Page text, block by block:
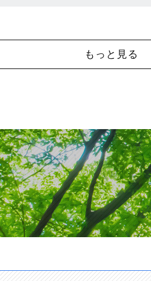
もっと見る